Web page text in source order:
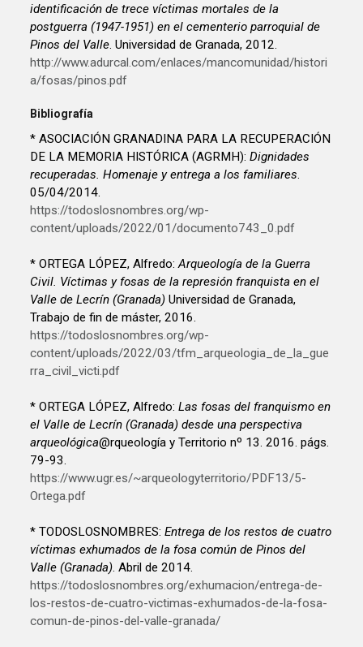
identificación de trece víctimas mortales de la
postguerra (1947-1951) en el cementerio parroquial de
Pinos del Valle . Universidad de Granada, 2012.
http://www.adurcal.com/enlaces/mancomunidad/histori
a/fosas/pinos.pdf
Bibliografía
* ASOCIACIÓN GRANADINA PARA LA RECUPERACIÓN
DE LA MEMORIA HISTÓRICA (AGRMH):Dignidades
recuperadas. Homenaje y entrega a los familiares.
05/04/2014.
https://todoslosnombres.org/wp-
content/uploads/2022/01/documento743_0.pdf
* ORTEGA LÓPEZ, Alfredo:Arqueología de la Guerra
Civil. Víctimas y fosas de la represión franquista en el
Valle de Lecrín (Granada) Universidad de Granada,
Trabajo de fin de máster, 2016.
https://todoslosnombres.org/wp-
content/uploads/2022/03/tfm_arqueologia_de_la_gue
rra_civil_victi.pdf
* ORTEGA LÓPEZ, Alfredo:Las fosas del franquismo en
el Valle de Lecrín (Granada) desde una perspectiva
arqueológica@rqueología y Territorio nº 13. 2016. págs.
79-93.
https://www.ugr.es/~arqueologyterritorio/PDF13/5-
Ortega.pdf
* TODOSLOSNOMBRES:Entrega de los restos de cuatro
víctimas exhumados de la fosa común de Pinos del
Valle (Granada). Abril de 2014.
https://todoslosnombres.org/exhumacion/entrega-de-
los-restos-de-cuatro-victimas-exhumados-de-la-fosa-
comun-de-pinos-del-valle-granada/